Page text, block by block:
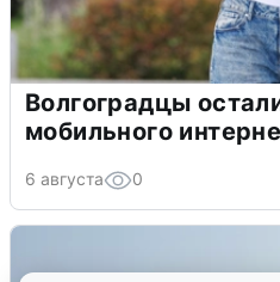
Волгоградцы
мобильного
6 августа 0